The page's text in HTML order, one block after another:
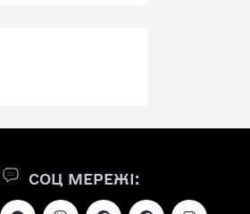
СОЦ МЕРЕЖІ: